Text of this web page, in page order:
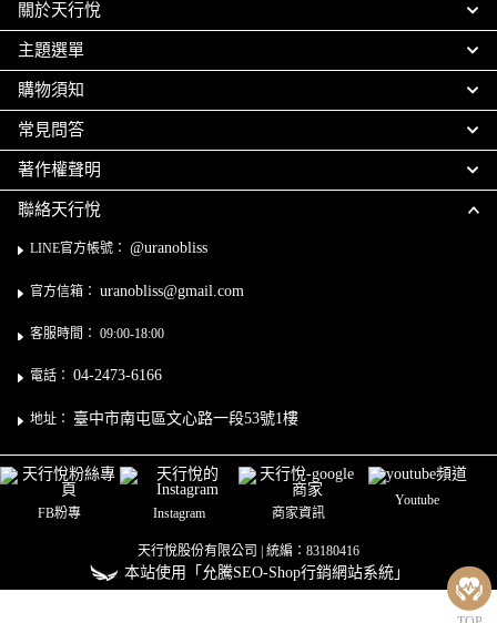
關於天行悅
主題選單
購物須知
常見問答
著作權聲明
聯絡天行悅
LINE官方帳號： @uranobliss
官方信箱： uranobliss@gmail.com
客服時間： 09:00-18:00
電話： 04-2473-6166
地址： 臺中市南屯區文心路一段53號1樓
FB粉專 Instagram 商家資訊
Youtube
天行悅股份有限公司 | 統編：83180416
本站使用「允騰SEO-Shop行銷網站系統」